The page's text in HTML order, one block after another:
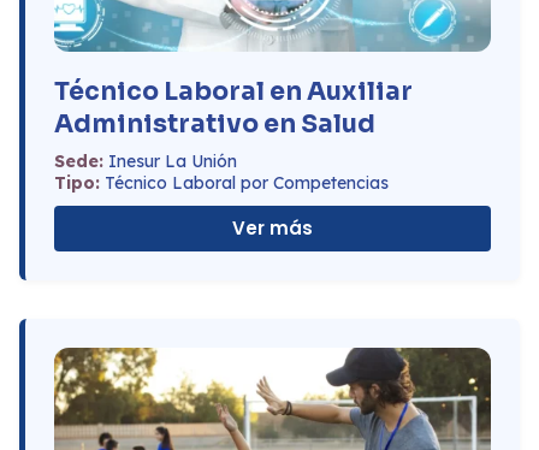
Técnico Laboral en Auxiliar
Administrativo en Salud
Sede: Inesur La Unión
Tipo: Técnico Laboral por Competencias
Ver más